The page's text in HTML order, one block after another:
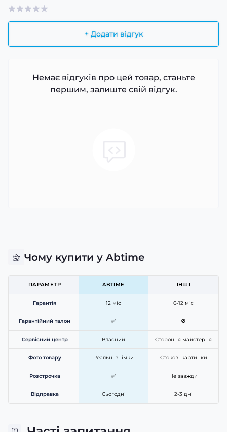
+ Додати відгук
Немає відгуків про цей товар, станьте
першим, залиште свій відгук.
Чому купити у Abtime
ПАРАМЕТР ABTIME ІНШІ
Гарантія 12 міс 6-12 міс
Гарантійний талон ✅ 🚫
Сервісний центр Власний Стороння майстерня
Фото товару Реальні знімки Стокові картинки
Розстрочка ✅ Не завжди
Відправка Сьогодні 2-3 дні